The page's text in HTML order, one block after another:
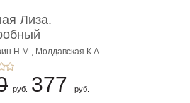
Лиза.
...
Н.М., Молдавская К.А.
руб. 377 руб.